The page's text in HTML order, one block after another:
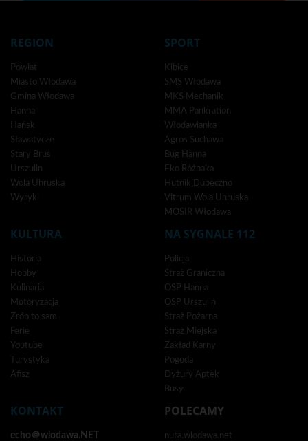
REGION
Powiat
Miasto Włodawa
Gmina Włodawa
Hanna
Hańsk
Sławatycze
Stary Brus
Urszulin
Wola Uhruska
Wyryki
SPORT
Kibice
SMS Włodawa
MKS Mechanik
MMA Pankration
Włodawianka
Agros Suchawa
Bug Hanna
Eko Różnaka
Hutnik Dubeczno
Vitrum Wola Uhruska
MOSIR Włodawa
KULTURA
Historia
Hobby
Kulinaria
Motoryzacja
Zrób to sam
Ferie
Youtube
Turystyka
Afisz
NA SYGNALE 112
Policja
Straż Graniczna
OSP Hanna
OSP Urszulin
Straż Pożarna
Straż Miejska
Zakład Karny
Pogoda
Dyżury Aptek
Busy
KONTAKT
echo＠wlodawa.NET
POLECAMY
nuta.wlodawa.net